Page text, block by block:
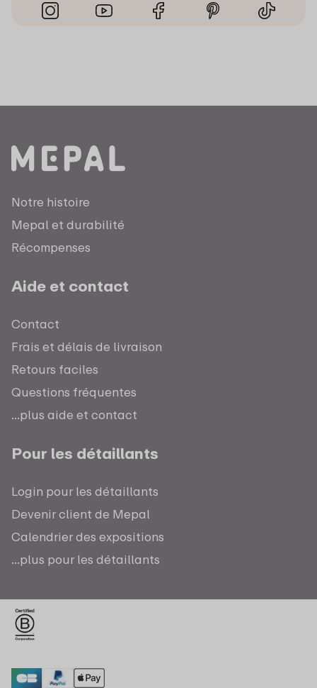
Notre histoire
Mepal et durabilité
Récompenses
Aide et contact
Contact
Frais et délais de livraison
Retours faciles
Questions fréquentes
...plus aide et contact
Pour les détaillants
Login pour les détaillants
Devenir client de Mepal
Calendrier des expositions
...plus pour les détaillants